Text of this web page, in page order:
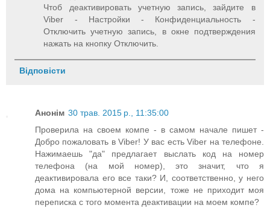
Чтоб деактивировать учетную запись, зайдите в
Viber - Настройки - Конфиденциальность -
Отключить учетную запись, в окне подтверждения
нажать на кнопку Отключить.
Відповісти
Анонім 30 трав. 2015 р., 11:35:00
Проверила на своем компе - в самом начале пишет -
Добро пожаловать в Viber! У вас есть Viber на телефоне.
Нажимаешь "да" предлагает выслать код на номер
телефона (на мой номер), это значит, что я
деактивировала его все таки? И, соответственно, у него
дома на компьютерной версии, тоже не приходит моя
переписка с того момента деактивации на моем компе?